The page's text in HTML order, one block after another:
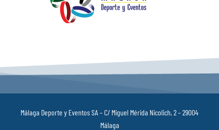
Málaga Deporte y Eventos SA – C/ Miguel Mérida Nicolich, 2 – 29004
Málaga